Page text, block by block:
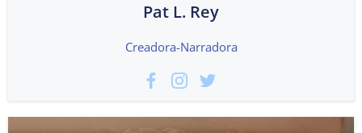
Pat L. Rey
Creadora-Narradora